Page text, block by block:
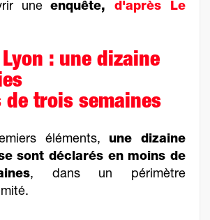
uneenquête,d'après Le
: une dizaine
de trois semaines
éléments, une dizaine
sont déclarés en moins de
, dans un périmètre